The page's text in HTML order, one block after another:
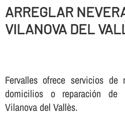
ARREGLAR
VILANOVA DEL
Fervalles ofrece servicios de
domicilios o reparación de
Vilanova del Vallès.